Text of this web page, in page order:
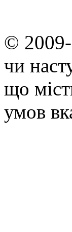
© 2009-
чи
що
умов